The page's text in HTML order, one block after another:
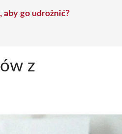
aby go udrożnić?
z